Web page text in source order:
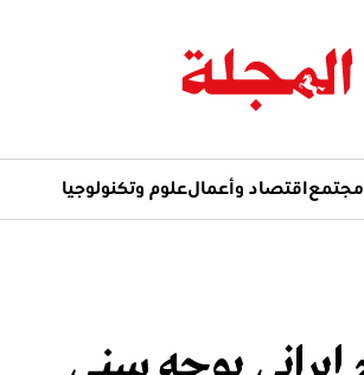
اقتصاد وأعمالعلوم وتكنولوجيا